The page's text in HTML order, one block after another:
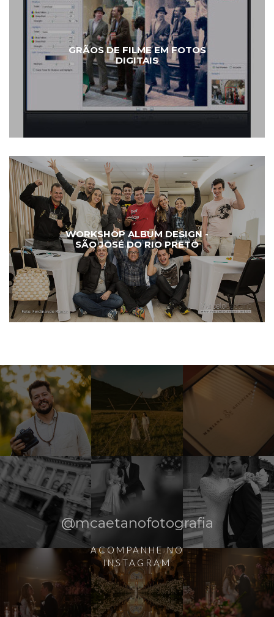
GRÃOS DE FILME EM FOTOS
DIGITAIS
WORKSHOP ALBUM DESIGN -
SÃO JOSÉ DO RIO PRETO
@mcaetanofotografia
ACOMPANHE NO
INSTAGRAM